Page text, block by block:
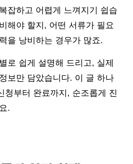
잡하고 어렵게 느껴지기 쉽습
해야 할지, 어떤 서류가 필요
을 낭비하는 경우가 많죠.
로 쉽게 설명해 드리고, 실제
보만 담았습니다. 이 글 하나
청부터 완료까지, 순조롭게 진
.